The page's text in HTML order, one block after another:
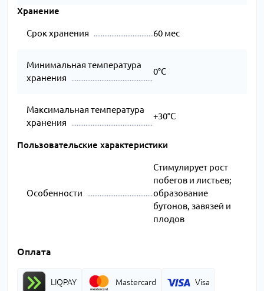
Хранение
Срок хранения 60 мес
Минимальная температура
хранения
0°C
Максимальная температура
хранения
+30°C
Пользовательские характеристики
Особенности
Стимулирует рост
побегов и листьев;
образование
бутонов, завязей и
плодов
Оплата
LIQPAY Mastercard Visa